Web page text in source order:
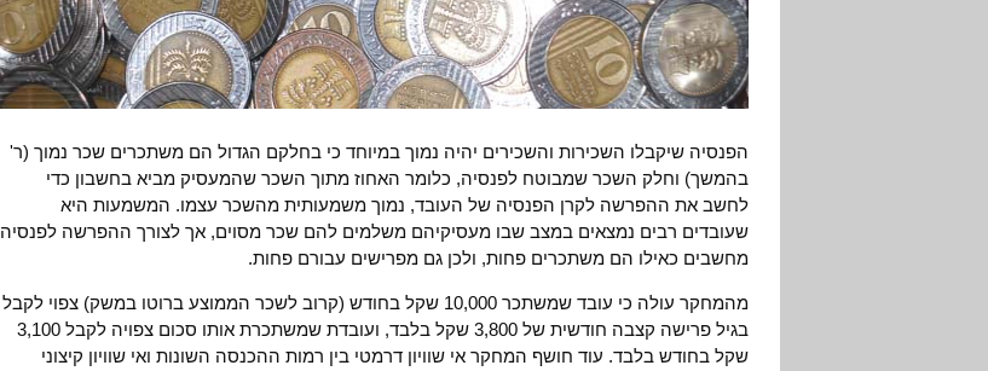
הפנסיה שיקבלו השכירות והשכירים יהיה נמוך במיוחד כי בחלקם הגדול הם משתכרים שכר נמוך (ר'
בהמשך) וחלק השכר שמבוטח לפנסיה, כלומר האחוז מתוך השכר שהמעסיק מביא בחשבון כדי
לחשב את ההפרשה לקרן הפנסיה של העובד, נמוך משמעותית מהשכר עצמו. המשמעות היא
שעובדים רבים נמצאים במצב שבו מעסיקיהם משלמים להם שכר מסוים, אך לצורך ההפרשה לפנסיה
מחשבים כאילו הם משתכרים פחות, ולכן גם מפרישים עבורם פחות.
מהמחקר עולה כי עובד שמשתכר 10,000 שקל בחודש (קרוב לשכר הממוצע ברוטו במשק) צפוי לקבל
בגיל פרישה קצבה חודשית של 3,800 שקל בלבד, ועובדת שמשתכרת אותו סכום צפויה לקבל 3,100
שקל בחודש בלבד. עוד חושף המחקר אי שוויון דרמטי בין רמות ההכנסה השונות ואי שוויון קיצוני